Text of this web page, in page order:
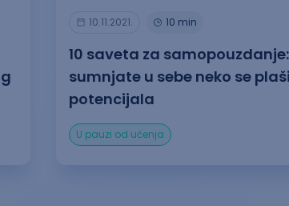
10.11.2021. 10 min
10 saveta za
sumnjate u sebe neko se
potencijala
U pauzi od učenja